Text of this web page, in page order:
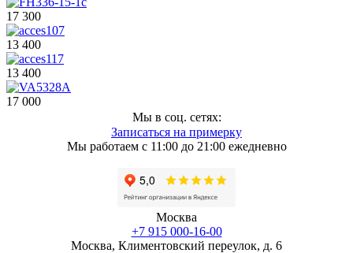
17 300
13 400
13 400
17 000
Мы в соц. сетях:
Записаться на примерку
Мы работаем с 11:00 до 21:00 ежедневно
Москва
+7 915 000-16-00
Москва, Климентовский переулок, д. 6